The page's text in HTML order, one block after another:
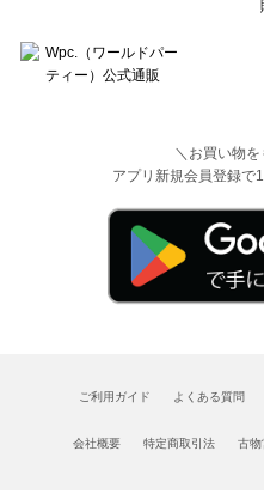
＼お買い物
アプリ新規会員登録で
ご利用ガイド よくある質問
会社概要 特定商取引法 古物